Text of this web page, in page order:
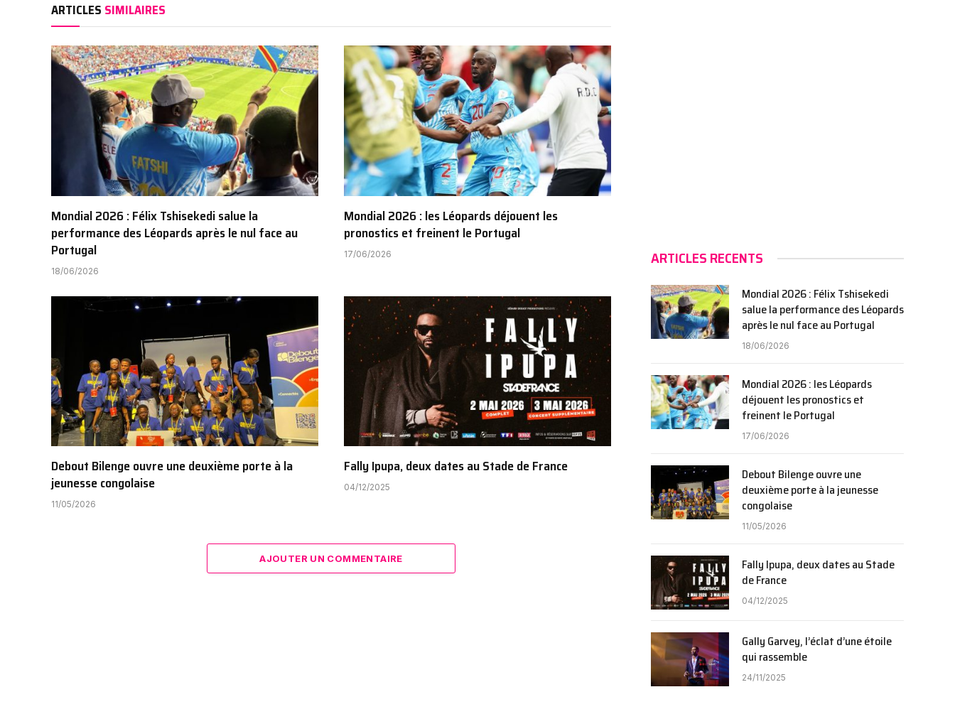
ARTICLES SIMILAIRES
Mondial 2026 : Félix Tshisekedi salue la
performance des Léopards après le nul face au
Portugal
18/06/2026
Mondial 2026 : les Léopards déjouent les
pronostics et freinent le Portugal
17/06/2026
Debout Bilenge ouvre une deuxième porte à la
jeunesse congolaise
11/05/2026
Fally Ipupa, deux dates au Stade de France
04/12/2025
AJOUTER UN COMMENTAIRE
ARTICLES RECENTS
Mondial 2026 : Félix Tshisekedi
salue la performance des Léopards
après le nul face au Portugal
18/06/2026
Mondial 2026 : les Léopards
déjouent les pronostics et
freinent le Portugal
17/06/2026
Debout Bilenge ouvre une
deuxième porte à la jeunesse
congolaise
11/05/2026
Fally Ipupa, deux dates au Stade
de France
04/12/2025
Gally Garvey, l’éclat d’une étoile
qui rassemble
24/11/2025